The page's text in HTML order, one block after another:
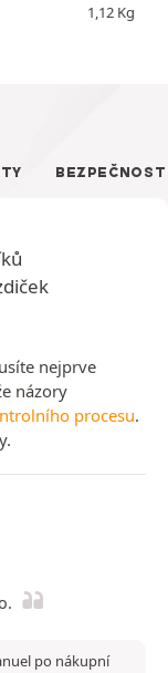
1,12 Kg
BEZPEČNOST
nejprve
názory
procesu.
po nákupní